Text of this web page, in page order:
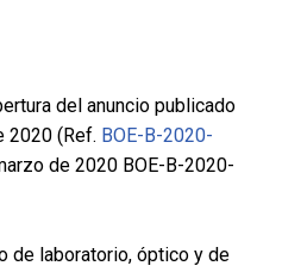
del anuncio publicado
2020 (Ref. BOE-B-2020-
de 2020 BOE-B-2020-
de laboratorio, óptico y de